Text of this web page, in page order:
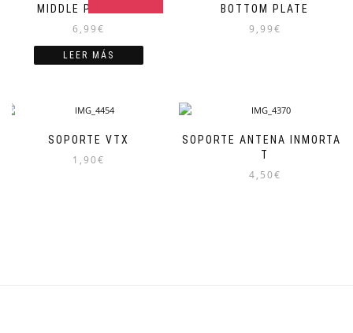
MIDDLE PLATE HD
6,99€
LEER MÁS
BOTTOM PLATE
9,99€
SOPORTE VTX
1,90€
SOPORTE ANTENA INMORTAL
T
4,50€